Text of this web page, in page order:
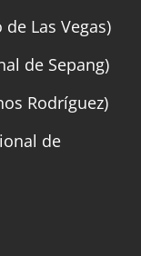
Las Vegas)
de Sepang)
Rodríguez)
de